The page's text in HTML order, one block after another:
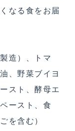
なる食をお届
造）、トマ
、野菜ブイヨ
スト、酵母エ
ースト、食
を含む）